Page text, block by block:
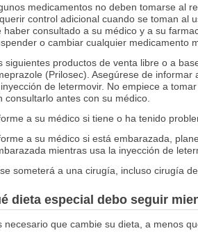
medicamentos no deben tomarse al
control adicional cuando se toman al
haber consultado a su médico y a su
o cambiar cualquier medicamento
siguientes productos de venta libre o a
(Prilosec). Asegúrese de
de letermovir. No empiece a
consultarlo antes con su médico.
a su médico si tiene o ha tenido
a su médico si está embarazada,
mientras usa la inyección de
someterá a una cirugía, incluso cirugía
dieta especial debo seguir
necesario que cambie su dieta, a menos